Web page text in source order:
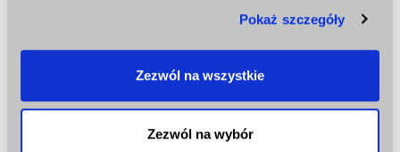
analizować ruch w naszej witrynie. Informacje o tym, jak
Partnerzy mogą połączyć te informacje z innymi danymi
otrzymanymi od Ciebie lub uzyskanymi podczas
korzystania z ich usług.
Pokaż szczegóły
Zezwól na wszystkie
Zezwól na wybór
swoje zalety (zniżki studenckie, niskie ceny za
sałatek i przystawek, skończywszy na różnych
mięsach, pierogach, naleśnikach i gyrosie –